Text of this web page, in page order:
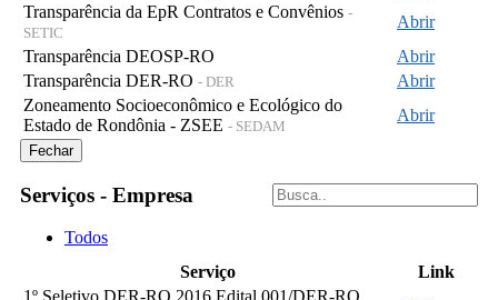
Transparência da EpR Contratos e Convênios -
SETIC
Abrir
Transparência DEOSP-RO
Abrir
Transparência DER-RO - DER
Abrir
Zoneamento Socioeconômico e Ecológico do
Estado de Rondônia - ZSEE - SEDAM
Abrir
Fechar
Serviços - Empresa
Todos
Serviço
Link